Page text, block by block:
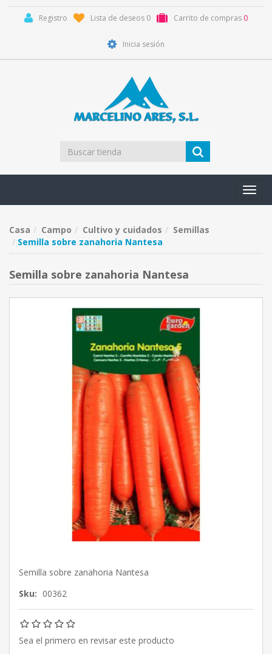
Registro Lista de deseos 0 Carrito de compras 0
Inicia sesión
Casa Campo Cultivo y cuidados
Semillas
Semilla sobre zanahoria Nantesa
Semilla sobre zanahoria Nantesa
Semilla sobre zanahoria Nantesa
Sku: 00362
Sea el primero en revisar este producto